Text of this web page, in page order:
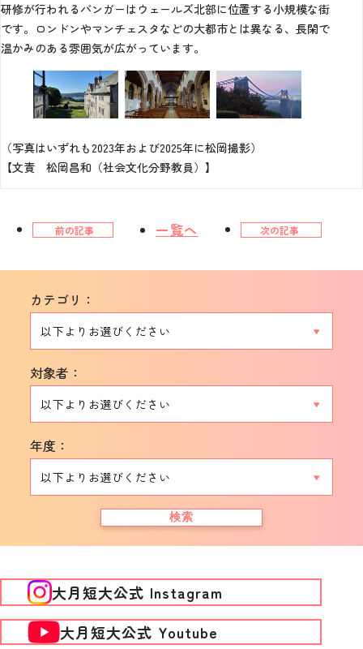
研修が行われるバンガーはウェールズ北部に位置する小規模な街
です。ロンドンやマンチェスタなどの大都市とは異なる、長閑で
温かみのある雰囲気が広がっています。
（写真はいずれも2023年および2025年に松岡撮影）
【文責 松岡昌和（社会文化分野教員）】
前の記事 一覧へ 次の記事
カテゴリ：
対象者：
年度：
検索
大月短大公式 Instagram
大月短大公式 Youtube